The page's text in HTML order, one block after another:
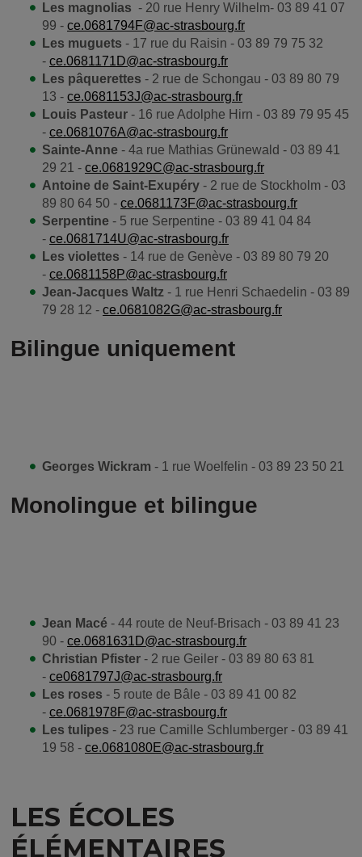
Les magnolias - 20 rue Henry Wilhelm- 03 89 41 07
99 - ce.0681794F@ac-strasbourg.fr
Les muguets - 17 rue du Raisin - 03 89 79 75 32
- ce.0681171D@ac-strasbourg.fr
Les pâquerettes - 2 rue de Schongau - 03 89 80 79
13 - ce.0681153J@ac-strasbourg.fr
Louis Pasteur - 16 rue Adolphe Hirn - 03 89 79 95 45
- ce.0681076A@ac-strasbourg.fr
Sainte-Anne - 4a rue Mathias Grünewald - 03 89 41
29 21 - ce.0681929C@ac-strasbourg.fr
Antoine de Saint-Exupéry - 2 rue de Stockholm - 03
89 80 64 50 - ce.0681173F@ac-strasbourg.fr
Serpentine - 5 rue Serpentine - 03 89 41 04 84
- ce.0681714U@ac-strasbourg.fr
Les violettes - 14 rue de Genève - 03 89 80 79 20
- ce.0681158P@ac-strasbourg.fr
Jean-Jacques Waltz - 1 rue Henri Schaedelin - 03 89
79 28 12 - ce.0681082G@ac-strasbourg.fr
Bilingue uniquement
Georges Wickram - 1 rue Woelfelin - 03 89 23 50 21
Monolingue et bilingue
Jean Macé - 44 route de Neuf-Brisach - 03 89 41 23
90 - ce.0681631D@ac-strasbourg.fr
Christian Pfister - 2 rue Geiler - 03 89 80 63 81
- ce0681797J@ac-strasbourg.fr
Les roses - 5 route de Bâle - 03 89 41 00 82
- ce.0681978F@ac-strasbourg.fr
Les tulipes - 23 rue Camille Schlumberger - 03 89 41
19 58 - ce.0681080E@ac-strasbourg.fr
LES ÉCOLES
ÉLÉMENTAIRES